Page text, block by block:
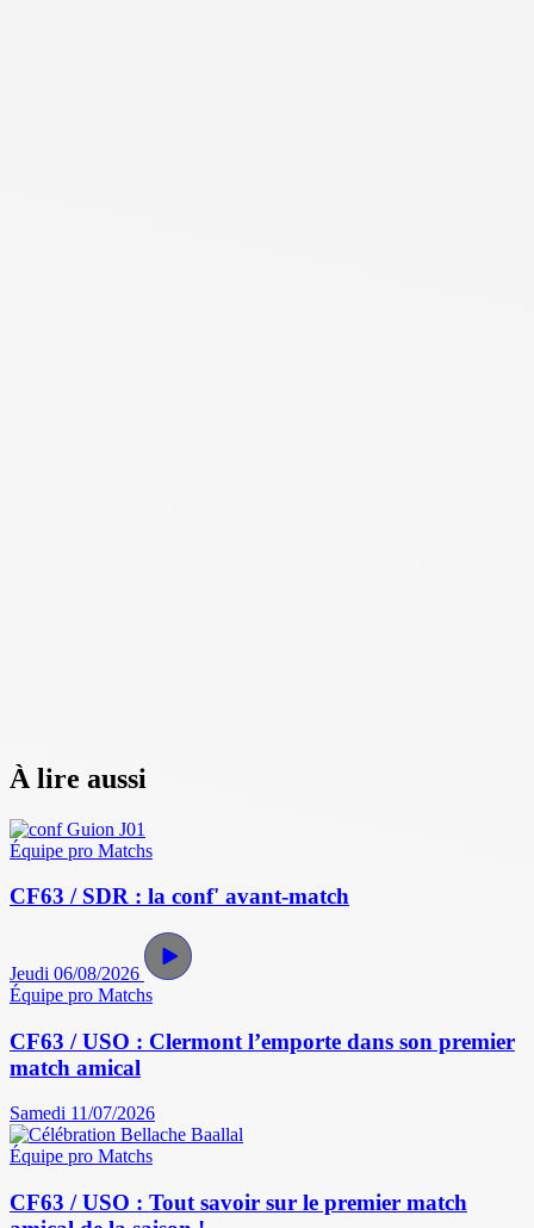
À lire aussi
Équipe pro Matchs
CF63 / SDR : la conf' avant-match
Jeudi 06/08/2026
Équipe pro Matchs
CF63 / USO : Clermont l’emporte dans son premier
match amical
Samedi 11/07/2026
Équipe pro Matchs
CF63 / USO : Tout savoir sur le premier match